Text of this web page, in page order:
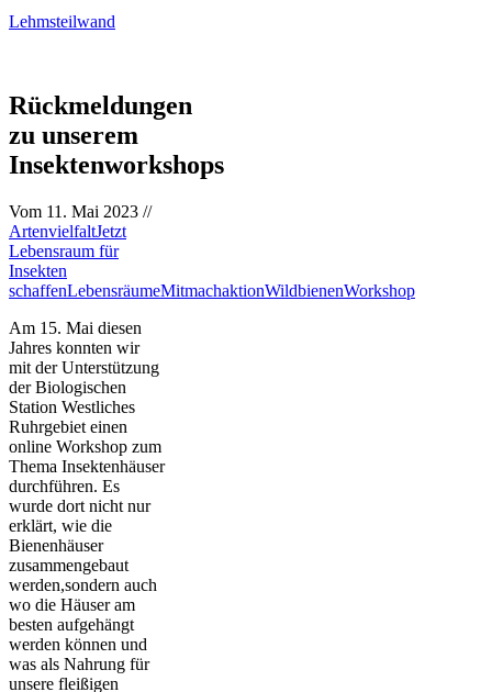
Lehmsteilwand
Rückmeldungen
zu unserem
Insektenworkshops
Vom 11. Mai 2023 //
ArtenvielfaltJetzt
Lebensraum für
Insekten
schaffenLebensräumeMitmachaktionWildbienenWorkshop
Am 15. Mai diesen
Jahres konnten wir
mit der Unterstützung
der Biologischen
Station Westliches
Ruhrgebiet einen
online Workshop zum
Thema Insektenhäuser
durchführen. Es
wurde dort nicht nur
erklärt, wie die
Bienenhäuser
zusammengebaut
werden,sondern auch
wo die Häuser am
besten aufgehängt
werden können und
was als Nahrung für
unsere fleißigen